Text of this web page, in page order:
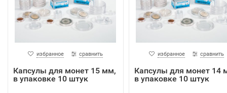
избранное сравнить
Капсулы для монет 15 мм,
в упаковке 10 штук
избранное сравнить
Капсулы для монет 14
в упаковке 10 штук